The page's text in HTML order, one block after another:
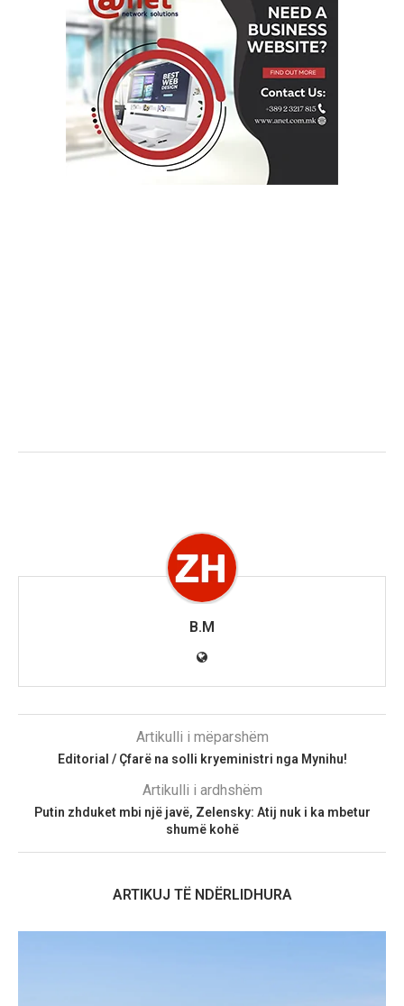
B.M
Artikulli i mëparshëm
Editorial / Çfarë na solli kryeministri nga Mynihu!
Artikulli i ardhshëm
Putin zhduket mbi një javë, Zelensky: Atij nuk i ka mbetur
shumë kohë
ARTIKUJ TË NDËRLIDHURA